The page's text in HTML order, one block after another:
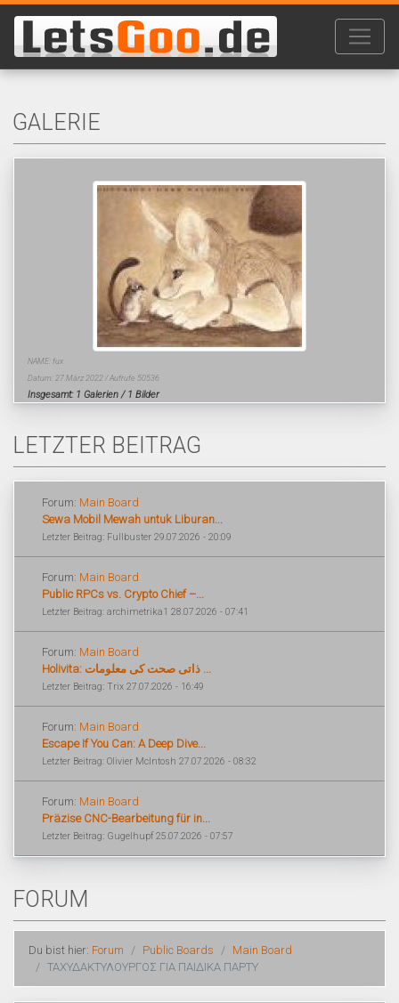
GALERIE
NAME: fux
Datum: 27.März 2022 / Aufrufe 50536
Insgesamt: 1 Galerien / 1 Bilder
LETZTER BEITRAG
Forum: Main Board
Sewa Mobil Mewah untuk Liburan...
Letzter Beitrag: Fullbuster 29.07.2026 - 20:09
Forum: Main Board
Public RPCs vs. Crypto Chief –...
Letzter Beitrag: archimetrika1 28.07.2026 - 07:41
Forum: Main Board
Holivita: ذاتی صحت کی معلومات ...
Letzter Beitrag: Trix 27.07.2026 - 16:49
Forum: Main Board
Escape If You Can: A Deep Dive...
Letzter Beitrag: Olivier McIntosh 27.07.2026 - 08:32
Forum: Main Board
Präzise CNC-Bearbeitung für in...
Letzter Beitrag: Gugelhupf 25.07.2026 - 07:57
FORUM
Du bist hier: Forum Public Boards
Main Board
ΤΑΧΥΔΑΚΤΥΛΟΥΡΓΟΣ ΓΙΑ ΠΑΙΔΙΚΑ ΠΑΡΤΥ